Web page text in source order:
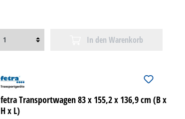
In den Warenkorb
fetra Transportwagen 83 x 155,2 x 136,9 cm (B x
H x L)